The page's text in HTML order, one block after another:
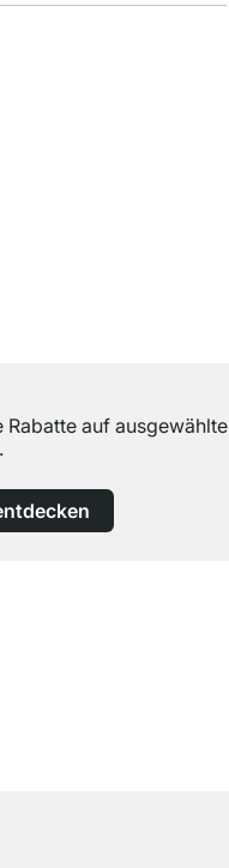
Rabatte auf ausgewählte